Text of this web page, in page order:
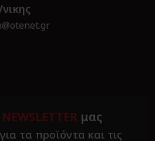
NEWSLETTER μας
τα προϊόντα και τις